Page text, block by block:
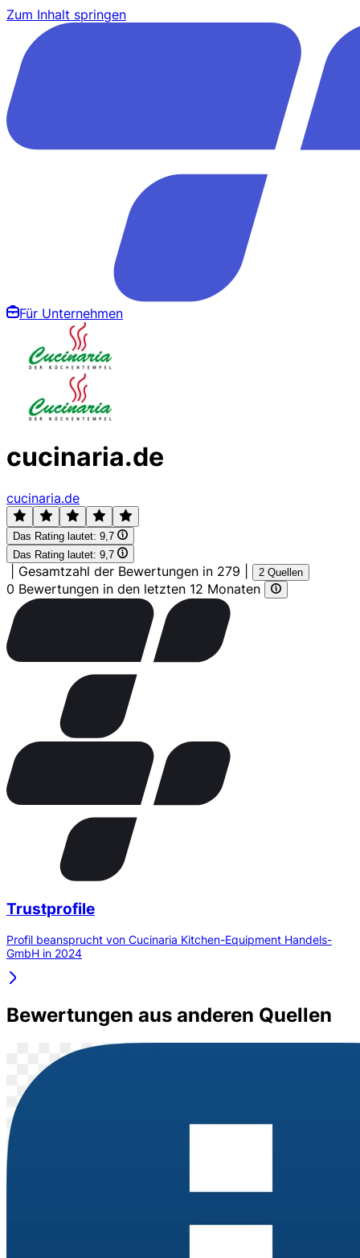
Zum Inhalt springen
Für Unternehmen
cucinaria.de
cucinaria.de
Das Rating lautet: 9,7
Das Rating lautet: 9,7
Gesamtzahl der Bewertungen in 279 2 Quellen
0 Bewertungen in den letzten 12 Monaten
Trustprofile
Profil beansprucht von Cucinaria Kitchen-Equipment Handels-
GmbH in 2024
Bewertungen aus anderen Quellen